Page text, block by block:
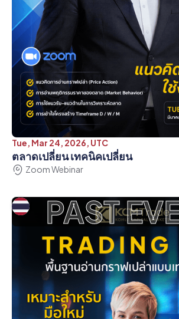
Tue, Mar 24, 2026, UTC
ตลาดเปลี่ยน เทคนิคเปลี่ยน
Zoom Webinar
PAST